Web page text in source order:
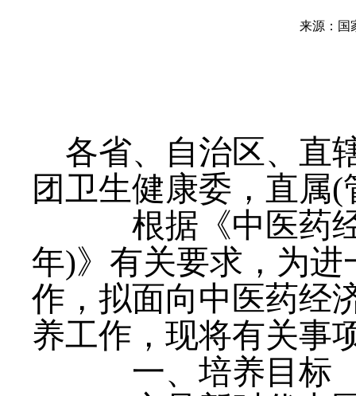
来源：国
各省、自治区、直
团卫生健康委，直属(
根据《中医药经
年)》有关要求，为
作，拟面向中医药经
养工作，现将有关事
一、培养目标